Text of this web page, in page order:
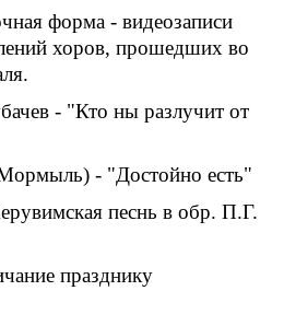
форма - видеозаписи
хоров, прошедших во
- "Кто ны разлучит от
- "Достойно есть"
песнь в обр. П.Г.
празднику